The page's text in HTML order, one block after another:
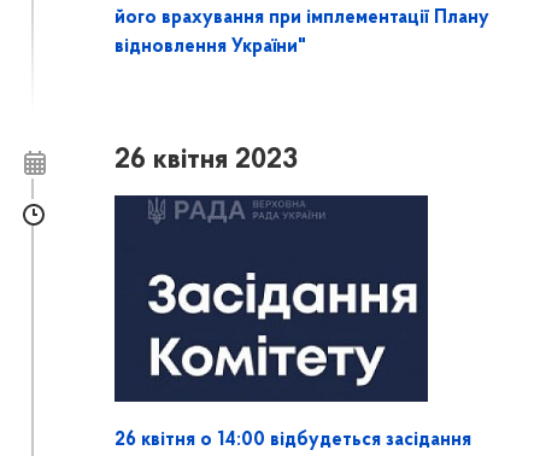
його врахування при імплементації Плану
відновлення України"
26 квітня 2023
26 квітня о 14:00 відбудеться засідання